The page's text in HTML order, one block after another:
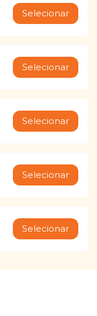
Selecionar
Selecionar
Selecionar
Selecionar
Selecionar